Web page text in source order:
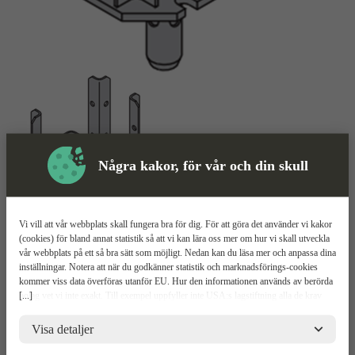
Några kakor, för vår och din skull
[...]
Vi vill att vår webbplats skall fungera bra för dig. För att göra det använder vi kakor
(cookies) för bland annat statistik så att vi kan lära oss mer om hur vi skall utveckla
vår webbplats på ett så bra sätt som möjligt. Nedan kan du läsa mer och anpassa dina
inställningar. Notera att när du godkänner statistik och marknadsförings-cookies
kommer viss data överföras utanför EU. Hur den informationen används av berörda
bolag vet vi inte exakt. Till exempel uppfyller inte USA:s lagstiftning alla de krav
risker för dina personuppgifter. De berörda bolagen måste lämna över uppgifter till
brottsbekämpande myndigheter i USA om de får en sådan begäran. Det kan dock
Visa detaljer
Krona Mer information
Doka H20
Galvaniserad
Håller balkarna på plats